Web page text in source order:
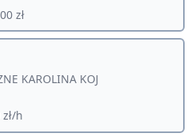
zł
KAROLINA KOJ
h